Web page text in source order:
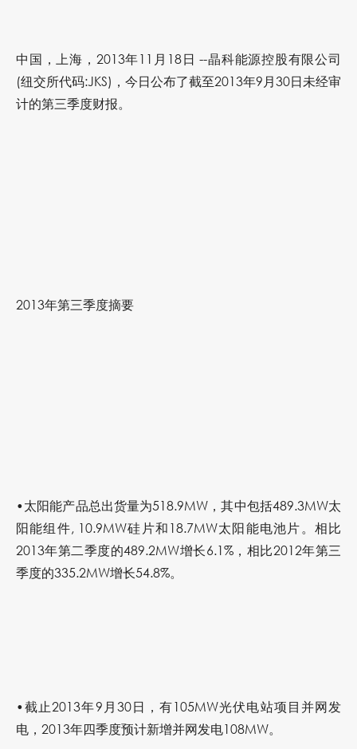
中国，上海，2013年11月18日 --晶科能源控股有限公司
(纽交所代码:JKS)，今日公布了截至2013年9月30日未经审
计的第三季度财报。
2013年第三季度摘要
•太阳能产品总出货量为518.9MW，其中包括489.3MW太
阳能组件, 10.9MW硅片和18.7MW太阳能电池片。相比
2013年第二季度的489.2MW增长6.1%，相比2012年第三
季度的335.2MW增长54.8%。
•截止2013年9月30日，有105MW光伏电站项目并网发
电，2013年四季度预计新增并网发电108MW。